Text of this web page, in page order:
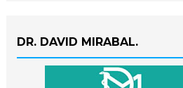
DR. DAVID MIRABAL.